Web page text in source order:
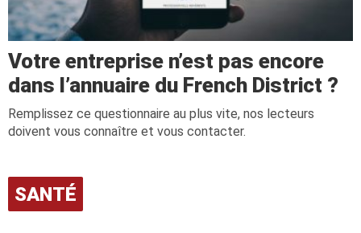
Votre entreprise n’est pas encore
dans l’annuaire du French District ?
Remplissez ce questionnaire au plus vite, nos lecteurs
doivent vous connaître et vous contacter.
SANTÉ